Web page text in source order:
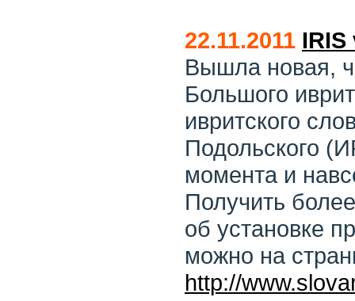
22.11.2011 IRIS
Вышла новая,
Большого
ивритского
Подольского
момента и
Получить
об установке
можно на
http://